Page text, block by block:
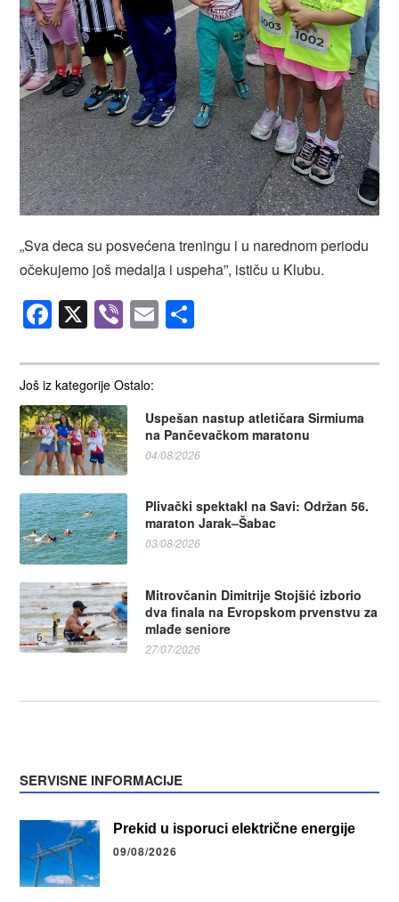
Još iz kategorije Ostalo:
Uspešan nastup atletičara Sirmiuma
na Pančevačkom maratonu
04/08/2026
Plivački spektakl na Savi: Održan 56.
maraton Jarak–Šabac
03/08/2026
Mitrovčanin Dimitrije Stojšić izborio
dva finala na Evropskom prvenstvu za
mlađe seniore
27/07/2026
„Sva deca su posvećena treningu i u narednom periodu
očekujemo još medalja i uspeha”, ističu u Klubu.
Facebook
X Viber
Email
SERVISNE INFORMACIJE
Prekid u isporuci električne energije
09/08/2026